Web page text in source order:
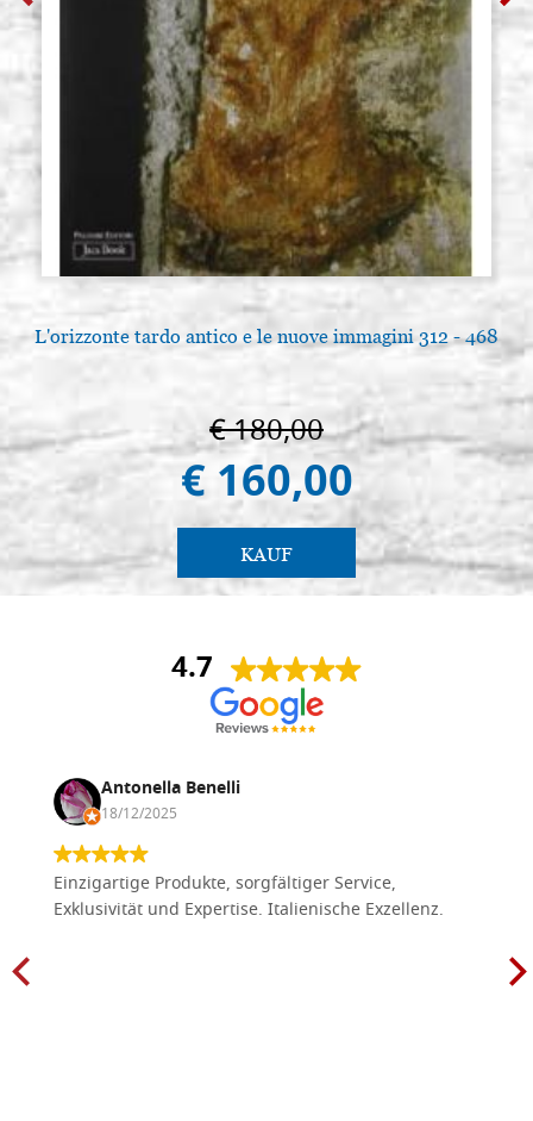
L'orizzonte tardo antico e le nuove immagini 312 - 468
€ 180,00
€ 160,00
KAUF
4.7
Antonella Benelli
18/12/2025
Einzigartige Produkte, sorgfältiger Service,
Exklusivität und Expertise. Italienische Exzellenz.